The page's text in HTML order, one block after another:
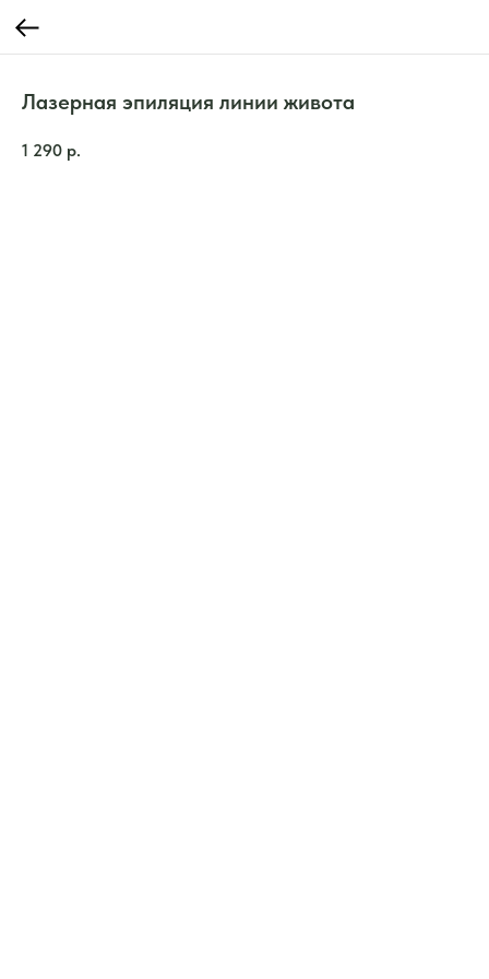
Лазерная эпиляция линии живота
1 290 р.